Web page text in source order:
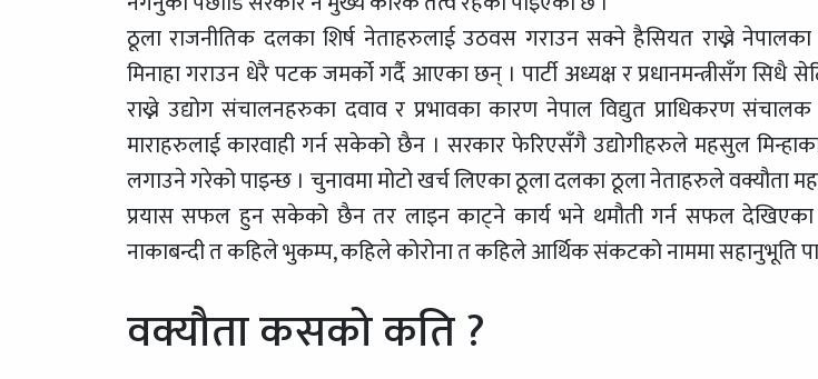
ठूला राजनीतिक दलका शिर्ष नेताहरुलाई उठवस गराउन सक्ने हैसियत राख्ने
मिनाहा गराउन धेरै पटक जमर्को गर्दै आएका छन् । पार्टी अध्यक्ष र प्रधानमन्त्रीसँग
राख्ने उद्योग संचालनहरुका दवाव र प्रभावका कारण नेपाल विद्युत प्राधिकरण
माराहरुलाई कारवाही गर्न सकेको छैन । सरकार फेरिएसँगै उद्योगीहरुले महसुल
लगाउने गरेको पाइन्छ । चुनावमा मोटो खर्च लिएका ठूला दलका ठूला नेताहरुले वक्यौता
प्रयास सफल हुन सकेको छैन तर लाइन काट्ने कार्य भने थमौती गर्न सफल
नाकाबन्दी त कहिले भुकम्प, कहिले कोरोना त कहिले आर्थिक संकटको नाममा सहानुभूति
वक्यौता कसको कति ?